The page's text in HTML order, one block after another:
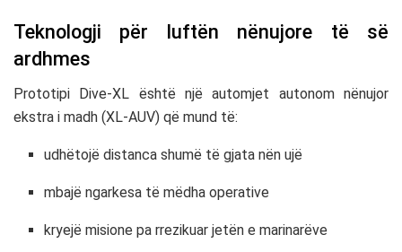
Teknologji për luftën nënujore të së
ardhmes
Prototipi Dive-XL është një automjet autonom nënujor
ekstra i madh (XL-AUV) që mund të:
udhëtojë distanca shumë të gjata nën ujë
mbajë ngarkesa të mëdha operative
kryejë misione pa rrezikuar jetën e marinarëve